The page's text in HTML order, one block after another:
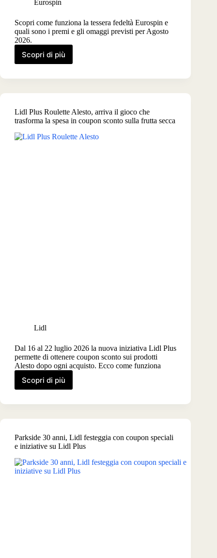
Eurospin
Scopri come funziona la tessera fedeltà Eurospin e
quali sono i premi e gli omaggi previsti per Agosto
2026.
Scopri di più
Premi
Agosto
omaggi
con
la
tessera
fedeltà
Lidl Plus Roulette Alesto, arriva il gioco che
trasforma la spesa in coupon sconto sulla frutta secca
Lidl
Dal 16 al 22 luglio 2026 la nuova iniziativa Lidl Plus
permette di ottenere coupon sconto sui prodotti
Alesto dopo ogni acquisto. Ecco come funziona
Scopri di più
Lidl
Roulette
arriva
gioco
che
trasforma
la
spesa
Parkside 30 anni, Lidl festeggia con coupon speciali
e iniziative su Lidl Plus